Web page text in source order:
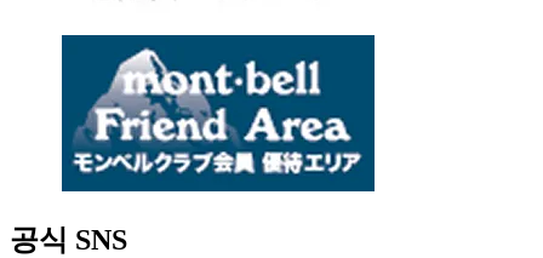
공식 SNS